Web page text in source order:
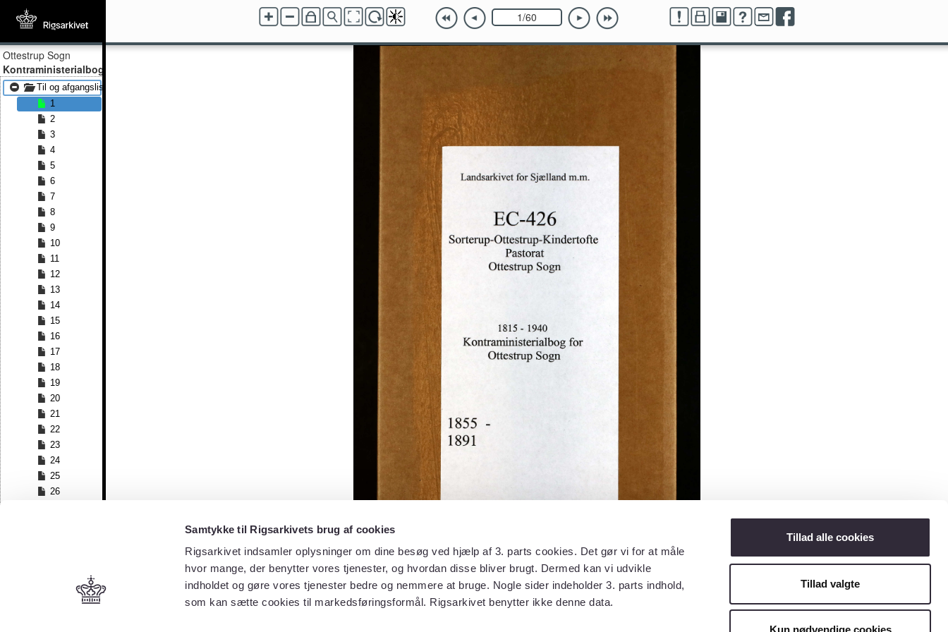
Samtykke til Rigsarkivets brug af cookies
Rigsarkivet indsamler oplysninger om dine besøg ved hjælp af 3. parts cookies. Det gør vi for at måle
hvor mange, der benytter vores tjenester, og hvordan disse bliver brugt. Dermed kan vi udvikle
indholdet og gøre vores tjenester bedre og nemmere at bruge. Nogle sider indeholder 3. parts indhold,
som kan sætte cookies til markedsføringsformål. Rigsarkivet benytter ikke denne data.
Tillad alle cookies
Tillad valgte
Kun nødvendige cookies
Ottestrup Sogn
Kontraministerialbog
Til og afgangslister 1855 - Til og afgangslister 1874
1
2
3
4
5
6
7
8
9
10
11
12
13
14
15
16
17
18
19
20
21
22
23
24
25
26